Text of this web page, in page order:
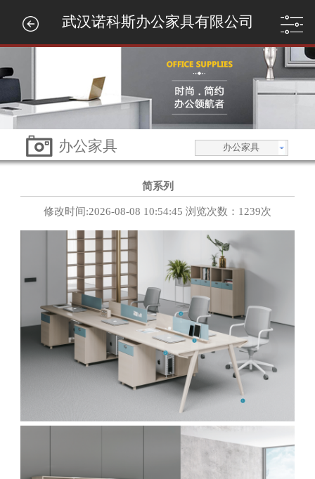
武汉诺科斯办公家具有限公司
办公家具
办公家具
简系列
修改时间:2026-08-08 10:54:45 浏览次数：1239次